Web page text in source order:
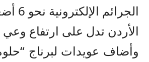
الأردن تدل على ارتفاع
وأضاف عويدات لبرناج “حلوة